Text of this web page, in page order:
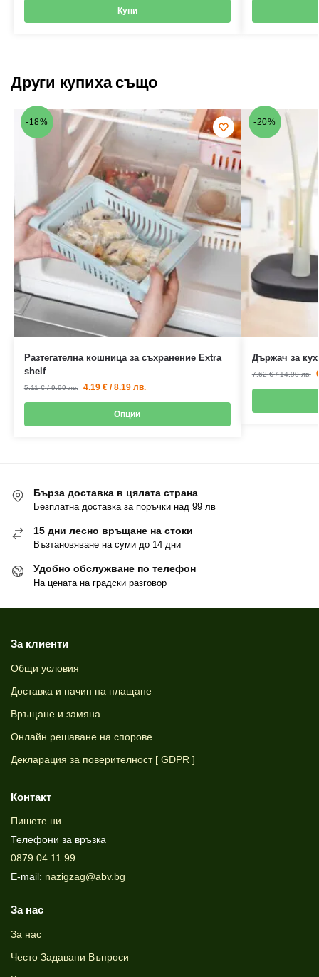
Купи
Други купиха също
-18%
Разтегателна кошница за съхранение Extra
shelf
5.11€ /9.99лв. 4.19 € /8.19 лв.
Опции
-20%
Държач за
7.62€ /14.90лв.
Бърза доставка в цялата страна
Безплатна доставка за поръчки над 99 лв
15 дни лесно връщане на стоки
Възтановяване на суми до 14 дни
Удобно обслужване по телефон
На цената на градски разговор
За клиенти
Общи условия
Доставка и начин на плащане
Връщане и замяна
Онлайн решаване на спорове
Декларация за поверителност [ GDPR ]
Контакт
Пишете ни
Телефони за връзка
0879 04 11 99
E-mail: nazigzag@abv.bg
За нас
За нас
Често Задавани Въпроси